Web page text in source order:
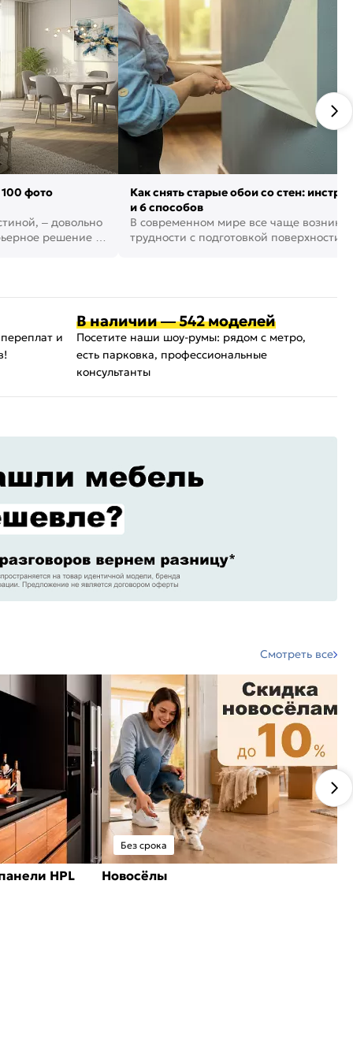
фото
– довольно
решение в
Как снять старые обои со стен:
и 6 способов
В современном мире все чаще
трудности с подготовкой поверхности
и
В наличии — 542 моделей
Посетите наши шоу-румы: рядом с метро,
есть парковка, профессиональные
консультанты
Смотреть все
HPL
Без срока
Новосёлы